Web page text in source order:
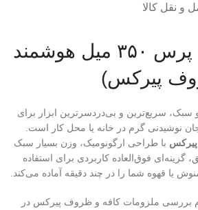
و نقل کالا
بررسی فرنچ پرس ۳۵۰ میل هوشمند
پیرکس)
سبک، سریع‌ترین و بی‌دردسرترین ابزار برای
نوشیدنی گرم در خانه یا محل کار است.
با طراحی ارگونومیک، وزن بسیار سبک
گزینه‌ای فوق‌العاده کاربردی برای استفاده
یا قهوه شما را در چند دقیقه آماده می‌کند.
بررسی ملزومات کافه و ظروف پیرکس در